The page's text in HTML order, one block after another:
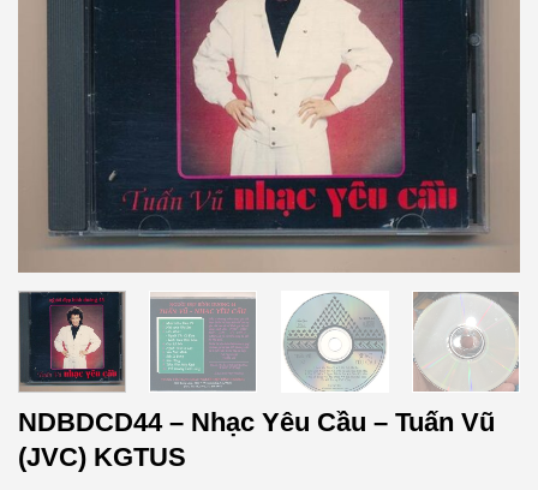
NDBDCD44 – Nhạc Yêu Cầu – Tuấn Vũ
(JVC) KGTUS